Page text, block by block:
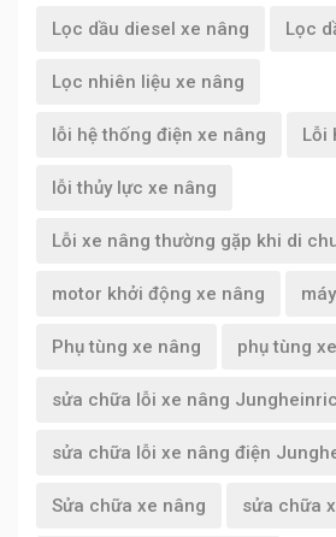
Lọc dầu diesel xe nâng Lọc
Lọc nhiên liệu xe nâng
lỗi hệ thống điện xe nâng Lỗi
lỗi thủy lực xe nâng
Lỗi xe nâng thường gặp khi di
motor khởi động xe nâng
Phụ tùng xe nâng phụ tùng
sửa chữa lỗi xe nâng
sửa chữa lỗi xe nâng điện
Sửa chữa xe nâng sửa chữa